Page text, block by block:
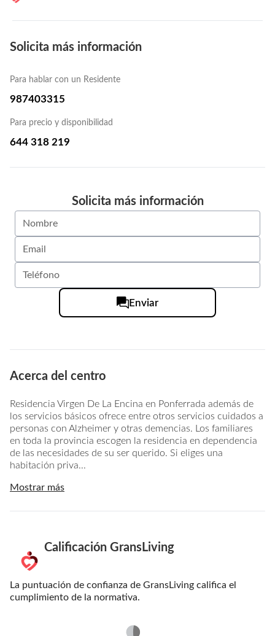
Solicita más información
Para hablar con un Residente
987403315
Para precio y disponibilidad
644 318 219
Solicita más información
Enviar
Acerca del centro
Residencia Virgen De La Encina en Ponferrada además de
los servicios básicos ofrece entre otros servicios cuidados a
personas con Alzheimer y otras demencias. Los familiares
en toda la provincia escogen la residencia en dependencia
de las necesidades de su ser querido. Si eliges una
habitación priva...
Mostrar más
Calificación GransLiving
La puntuación de confianza de GransLiving califica el
cumplimiento de la normativa.